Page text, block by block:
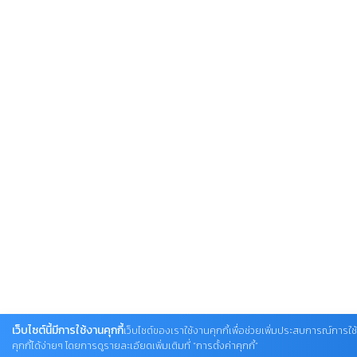
เว็บไซต์นี้มีการใช้งานคุกกี้เว็บไซต์ของเราใช้งานคุกกี้เพื่อช่วยเพิ่มประสบการณ์กา
คุกกี้ได้ง่ายๆ โดยการดูรายละเอียดเพิ่มเติมที่ “การตั้งค่าคุกกี้”